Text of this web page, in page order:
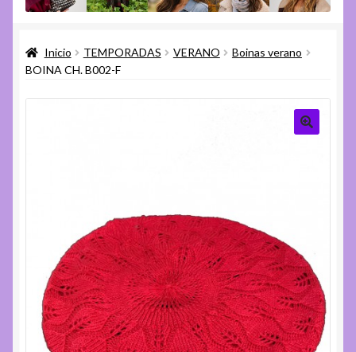
menú
menú
Ayuda
menú
hijo
Inicio TEMPORADAS VERANO
Boinas verano
BOINA CH. B002-F